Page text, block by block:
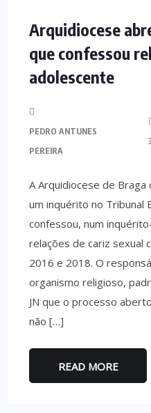
Arquidiocese
que confessou
adolescente
PEDRO ANTUNES
PEREIRA
A Arquidiocese de
um inquérito no Tribunal
confessou, num
relações de cariz sexual
2016 e 2018. O
organismo religioso,
JN que o processo
não […]
READ MORE